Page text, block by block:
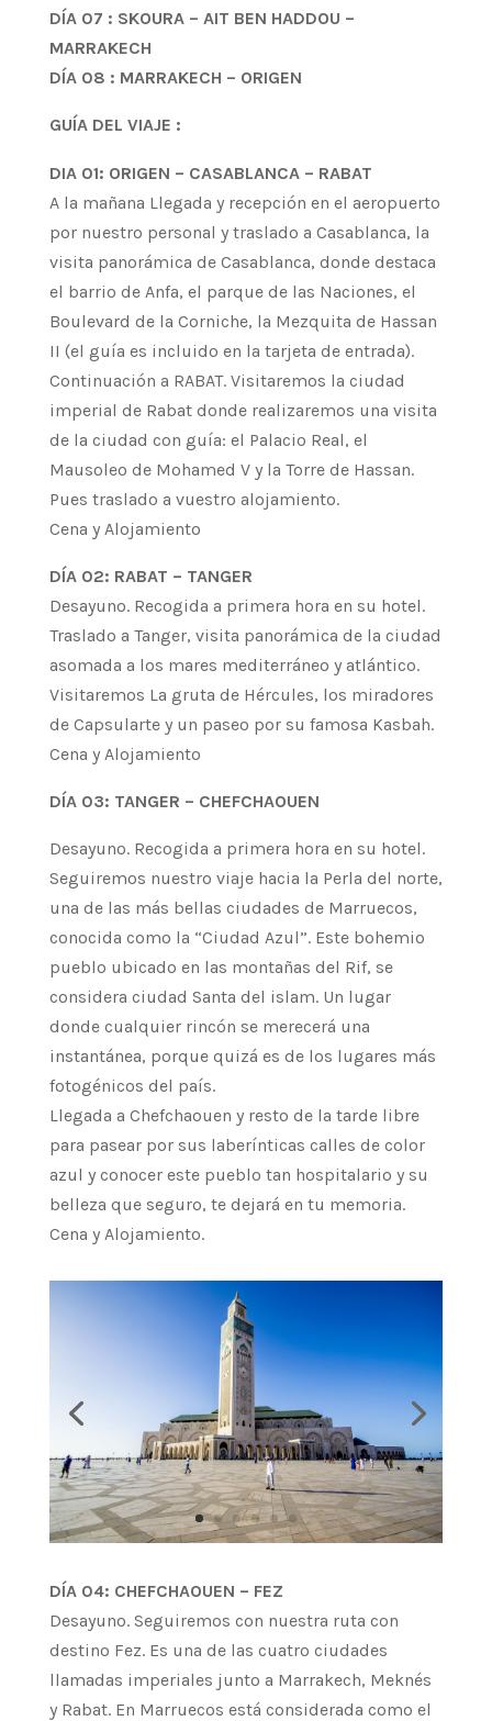
DÍA 07 : SKOURA – AIT BEN HADDOU –
MARRAKECH
DÍA 08 : MARRAKECH – ORIGEN
GUÍA DEL VIAJE :
DIA 01: ORIGEN – CASABLANCA – RABAT
A la mañana Llegada y recepción en el aeropuerto
por nuestro personal y traslado a Casablanca, la
visita panorámica de Casablanca, donde destaca
el barrio de Anfa, el parque de las Naciones, el
Boulevard de la Corniche, la Mezquita de Hassan
II (el guía es incluido en la tarjeta de entrada).
Continuación a RABAT. Visitaremos la ciudad
imperial de Rabat donde realizaremos una visita
de la ciudad con guía: el Palacio Real, el
Mausoleo de Mohamed V y la Torre de Hassan.
Pues traslado a vuestro alojamiento.
Cena y Alojamiento
DÍA 02: RABAT – TANGER
Desayuno. Recogida a primera hora en su hotel.
Traslado a Tanger, visita panorámica de la ciudad
asomada a los mares mediterráneo y atlántico.
Visitaremos La gruta de Hércules, los miradores
de Capsularte y un paseo por su famosa Kasbah.
Cena y Alojamiento
DÍA 03: TANGER – CHEFCHAOUEN
Desayuno. Recogida a primera hora en su hotel.
Seguiremos nuestro viaje hacia la Perla del norte,
una de las más bellas ciudades de Marruecos,
conocida como la “Ciudad Azul”. Este bohemio
pueblo ubicado en las montañas del Rif, se
considera ciudad Santa del islam. Un lugar
donde cualquier rincón se merecerá una
instantánea, porque quizá es de los lugares más
fotogénicos del país.
Llegada a Chefchaouen y resto de la tarde libre
para pasear por sus laberínticas calles de color
azul y conocer este pueblo tan hospitalario y su
belleza que seguro, te dejará en tu memoria.
Cena y Alojamiento.
DÍA 04: CHEFCHAOUEN – FEZ
Desayuno. Seguiremos con nuestra ruta con
destino Fez. Es una de las cuatro ciudades
llamadas imperiales junto a Marrakech, Meknés
y Rabat. En Marruecos está considerada como el